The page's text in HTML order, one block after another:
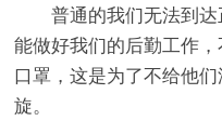
普通的我们无法到
能做好我们的后勤工作
口罩，这是为了不给他
旋。